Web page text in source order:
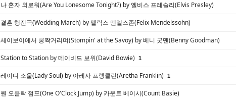
나 혼자 외로워(Are You Lonesome Tonight?) by 엘비스 프레슬리(Elvis Presley)
결혼 행진곡(Wedding March) by 펠릭스 멘델스존(Felix Mendelssohn)
세이보이에서 쿵짝거리며(Stompin' at the Savoy) by 베니 굿맨(Benny Goodman)
Station to Station by 데이비드 보위(David Bowie) 1
레이디 소울(Lady Soul) by 아레사 프랭클린(Aretha Franklin) 1
원 오클락 점프(One O'Clock Jump) by 카운트 베이시(Count Basie)